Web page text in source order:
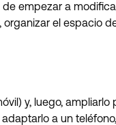
empezar a
el espacio
y, luego, ampliarlo
a un